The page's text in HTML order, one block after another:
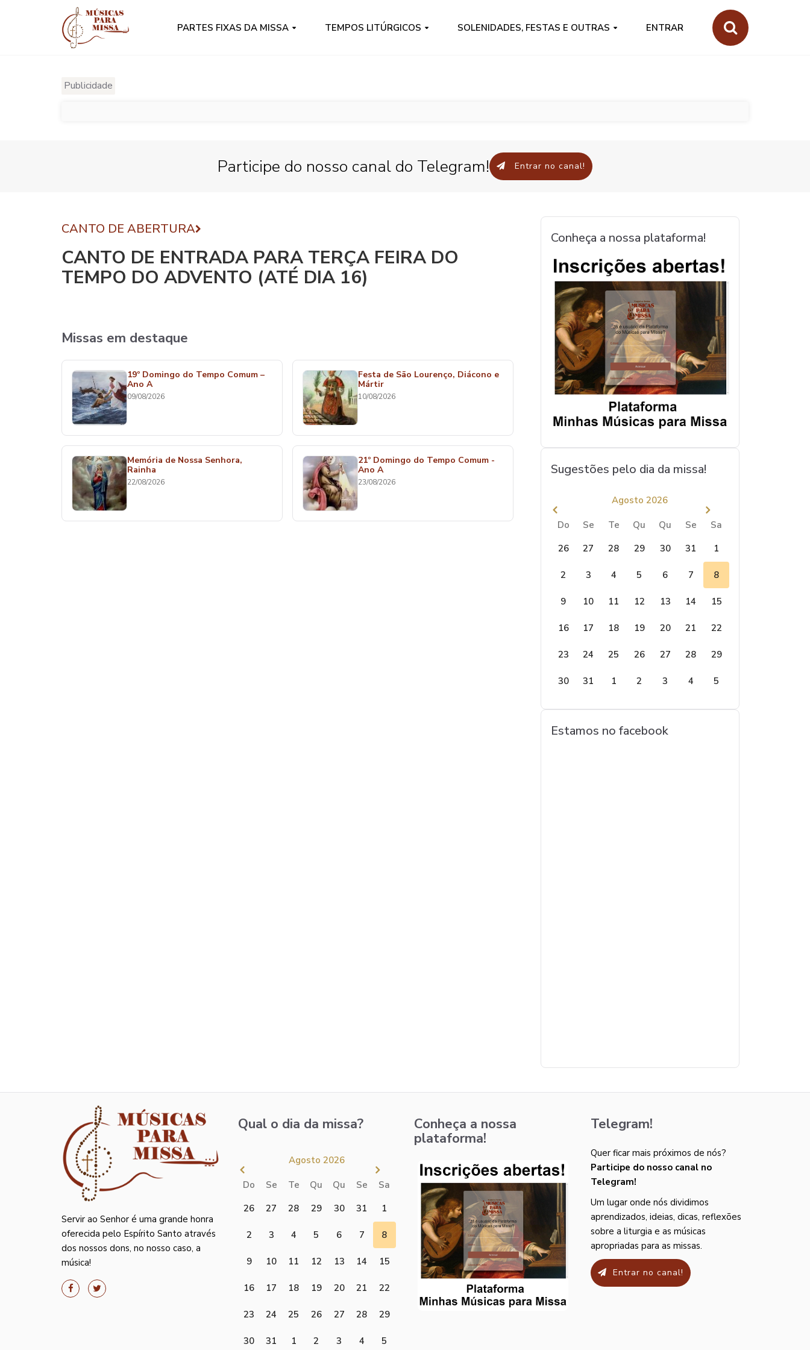
PARTES FIXAS DA MISSA TEMPOS LITÚRGICOS SOLENIDADES, FESTAS E OUTRAS ENTRAR
Publicidade
Participe do nosso canal do Telegram! Entrar no canal!
CANTO DE ABERTURA
CANTO DE ENTRADA PARA TERÇA FEIRA DO
TEMPO DO ADVENTO (ATÉ DIA 16)
Missas em destaque
19º Domingo do Tempo Comum –
Ano A
09/08/2026
Festa de São Lourenço, Diácono e
Mártir
10/08/2026
Memória de Nossa Senhora,
Rainha
22/08/2026
21º Domingo do Tempo Comum -
Ano A
23/08/2026
Conheça a nossa plataforma!
Sugestões pelo dia da missa!
Agosto 2026
Do Se Te Qu Qu Se
Sa
26
27 28 29 30 31 1
2 3 4 5 6 7 8
9 10 11 12 13 14 15
16 17 18 19 20 21 22
23 24 25 26 27 28 29
30 31 1 2 3 4 5
Estamos no facebook
Servir ao Senhor é uma grande honra
oferecida pelo Espírito Santo através
dos nossos dons, no nosso caso, a
música!
Qual o dia da missa?
Agosto 2026
Do Se Te Qu Qu Se
Sa
26
27 28 29 30 31 1
2 3 4 5 6 7 8
9 10 11 12 13 14 15
16 17 18 19 20 21 22
23 24 25 26 27 28 29
30 31 1 2 3 4 5
Conheça a nossa
plataforma!
Telegram!
Quer ficar mais próximos de nós?
Participe do nosso canal no
Telegram!
Um lugar onde nós dividimos
aprendizados, ideias, dicas, reflexões
sobre a liturgia e as músicas
apropriadas para as missas.
Entrar no canal!